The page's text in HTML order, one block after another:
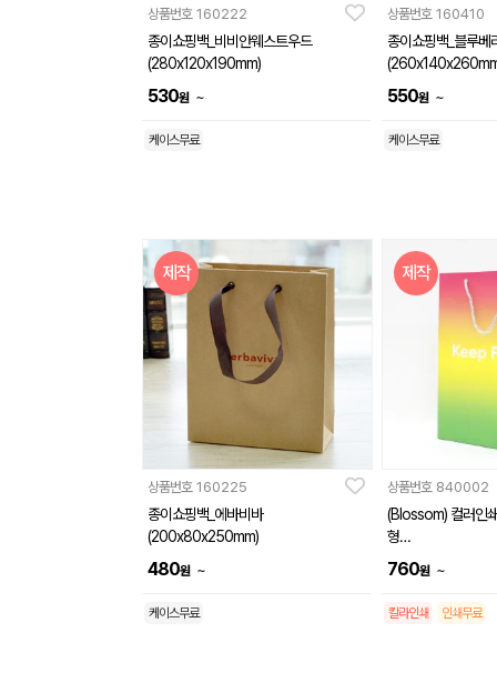
상품번호 160222
종이쇼핑백_비비안웨스트우드
(280x120x190mm)
530원 ~
케이스무료
상품번호 160410
종이쇼핑백_블루베
550원 ~
케이스무료
제작
상품번호 160225
종이쇼핑백_에바비바
(200x80x250mm)
480원 ~
케이스무료
제작
상품번호 840002
(Blossom) 컬러인
형
760원 ~
칼라인쇄 인쇄무료